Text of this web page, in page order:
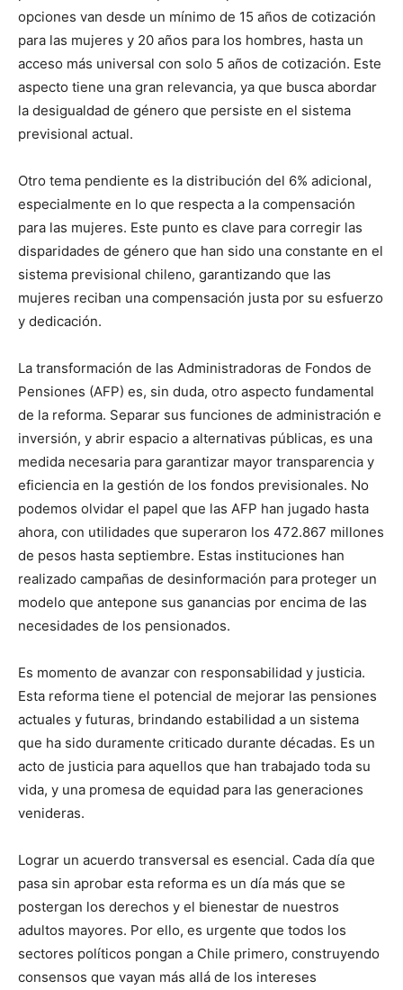
opciones van desde un mínimo de 15 años de cotización
para las mujeres y 20 años para los hombres, hasta un
acceso más universal con solo 5 años de cotización. Este
aspecto tiene una gran relevancia, ya que busca abordar
la desigualdad de género que persiste en el sistema
previsional actual.
Otro tema pendiente es la distribución del 6% adicional,
especialmente en lo que respecta a la compensación
para las mujeres. Este punto es clave para corregir las
disparidades de género que han sido una constante en el
sistema previsional chileno, garantizando que las
mujeres reciban una compensación justa por su esfuerzo
y dedicación.
La transformación de las Administradoras de Fondos de
Pensiones (AFP) es, sin duda, otro aspecto fundamental
de la reforma. Separar sus funciones de administración e
inversión, y abrir espacio a alternativas públicas, es una
medida necesaria para garantizar mayor transparencia y
eficiencia en la gestión de los fondos previsionales. No
podemos olvidar el papel que las AFP han jugado hasta
ahora, con utilidades que superaron los 472.867 millones
de pesos hasta septiembre. Estas instituciones han
realizado campañas de desinformación para proteger un
modelo que antepone sus ganancias por encima de las
necesidades de los pensionados.
Es momento de avanzar con responsabilidad y justicia.
Esta reforma tiene el potencial de mejorar las pensiones
actuales y futuras, brindando estabilidad a un sistema
que ha sido duramente criticado durante décadas. Es un
acto de justicia para aquellos que han trabajado toda su
vida, y una promesa de equidad para las generaciones
venideras.
Lograr un acuerdo transversal es esencial. Cada día que
pasa sin aprobar esta reforma es un día más que se
postergan los derechos y el bienestar de nuestros
adultos mayores. Por ello, es urgente que todos los
sectores políticos pongan a Chile primero, construyendo
consensos que vayan más allá de los intereses